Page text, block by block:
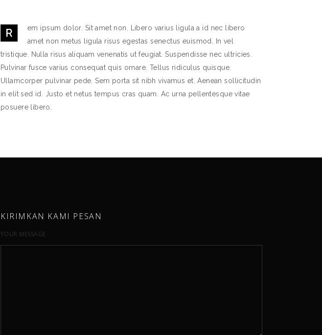
R
em ipsum dolor. Sit amet non. Libero varius ligula a id nec libero
amet non metus ligula risus egestas senectus euismod. In vel
tristique. Nulla risus aliquam venenatis ut feugiat. Suspendisse nec ultricies.
Pulvinar fusce varius consequat quis ornare. Tellus ridiculus quisque.
Ullamcorper pulvinar pede. Sem porta sit nibh vivamus et. Aenean sollicitudin
in elit sed id. Justo et netus tempus cras quam. Ac urna pellentesque vitae
posuere libero.
KIRIMKAN KAMI PESAN
YOUR MESSAGE